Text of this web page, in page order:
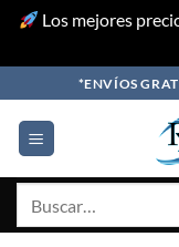
Los mejores
to
content
*ENVÍOS